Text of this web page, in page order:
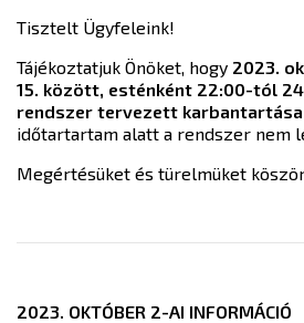
Tisztelt Ügyfeleink!
Tájékoztatjuk Önöket, hogy 2023.
15. között, esténként 22:00-tól
rendszer tervezett
időtartartam alatt a rendszer nem
Megértésüket és türelmüket
2023. OKTÓBER 2-AI INFORMÁCIÓ